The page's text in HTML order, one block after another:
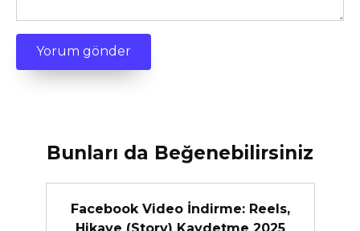
Bunları da Beğenebilirsiniz
Facebook Video İndirme: Reels,